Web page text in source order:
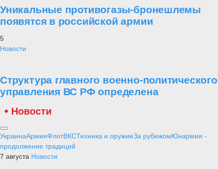
Уникальные противогазы-бронешлемы
появятся в российской армии
5
Новости
Структура главного военно-политического
управления ВС РФ определена
Новости
УкраинаАрмияФлотВКСТехника и оружиеЗа рубежомЮнармия -
продолжение традиций
7 августа Новости